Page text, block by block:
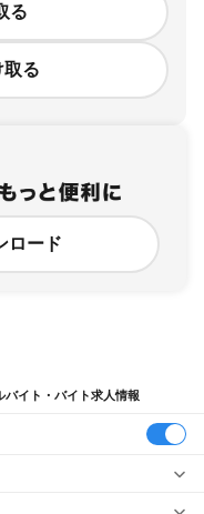
る
取る
ロード
イト・バイト求人情報